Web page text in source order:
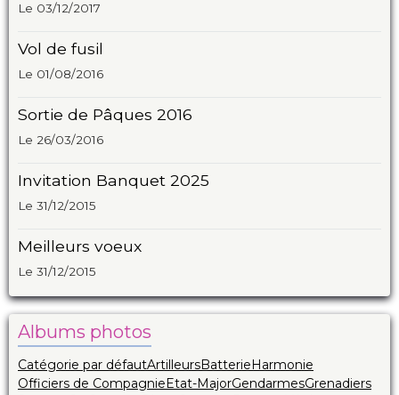
Le 03/12/2017
Vol de fusil
Le 01/08/2016
Sortie de Pâques 2016
Le 26/03/2016
Invitation Banquet 2025
Le 31/12/2015
Meilleurs voeux
Le 31/12/2015
Albums photos
Catégorie par défautArtilleursBatterieHarmonie
Officiers de CompagnieEtat-MajorGendarmesGrenadiers